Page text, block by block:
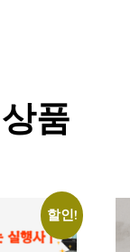
품
할인!